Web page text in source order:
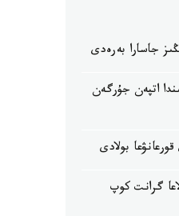
جاسارا بەرەدى
اتپەن جۇرگەن
بولادى
گرانت كوپ